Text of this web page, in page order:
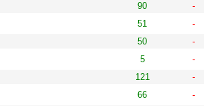
90 -
51 -
50 -
5 -
121 -
66 -